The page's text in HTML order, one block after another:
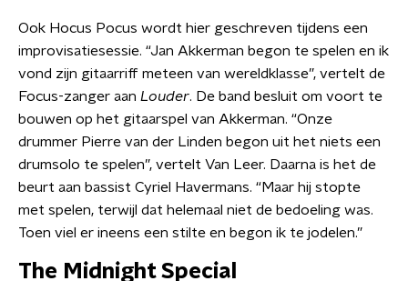
Ook Hocus Pocus wordt hier geschreven tijdens een
improvisatiesessie. “Jan Akkerman begon te spelen en ik
vond zijn gitaarriff meteen van wereldklasse”, vertelt de
Focus-zanger aan Louder. De band besluit om voort te
bouwen op het gitaarspel van Akkerman. “Onze
drummer Pierre van der Linden begon uit het niets een
drumsolo te spelen”, vertelt Van Leer. Daarna is het de
beurt aan bassist Cyriel Havermans. “Maar hij stopte
met spelen, terwijl dat helemaal niet de bedoeling was.
Toen viel er ineens een stilte en begon ik te jodelen.”
The Midnight Special